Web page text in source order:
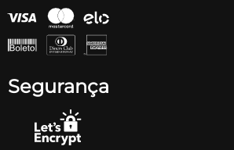
Segurança